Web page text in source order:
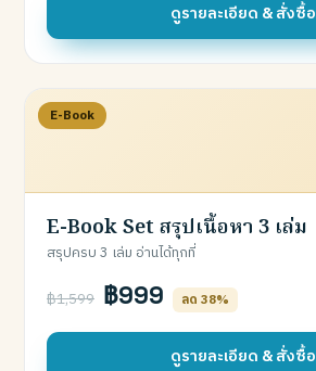
ดูรายละเอียด & สั่งซื้อ
E-Book
E-Book Set สรุปเนื้อหา 3 เล่ม
สรุปครบ 3 เล่ม อ่านได้ทุกที่
฿1,599 ฿999 ลด 38%
ดูรายละเอียด & สั่งซื้อ